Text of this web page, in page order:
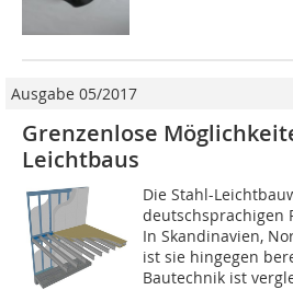
Ausgabe 05/2017
Grenzenlose
Leichtbaus
Die Stahl-
deutschsprachigen
In Skandinavien,
ist sie hingegen
Bautechnik ist